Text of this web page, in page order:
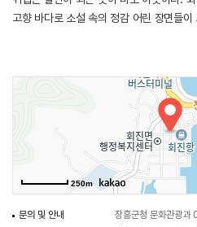
고향 바다로 소설 속의 정감 어린 장면들
소설을 원작으로 영화 천년학의 촬영지이
250m
문의 및 안내
장흥군청 문화관광